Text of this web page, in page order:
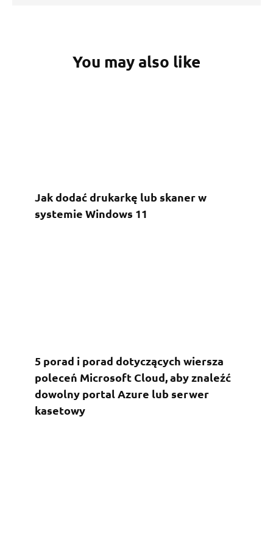
You may also like
Jak dodać drukarkę lub skaner w
systemie Windows 11
5 porad i porad dotyczących wiersza
poleceń Microsoft Cloud, aby znaleźć
dowolny portal Azure lub serwer
kasetowy